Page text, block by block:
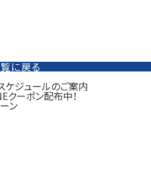
に戻る
ケジュールのご案内
クーポン配布中！
ン